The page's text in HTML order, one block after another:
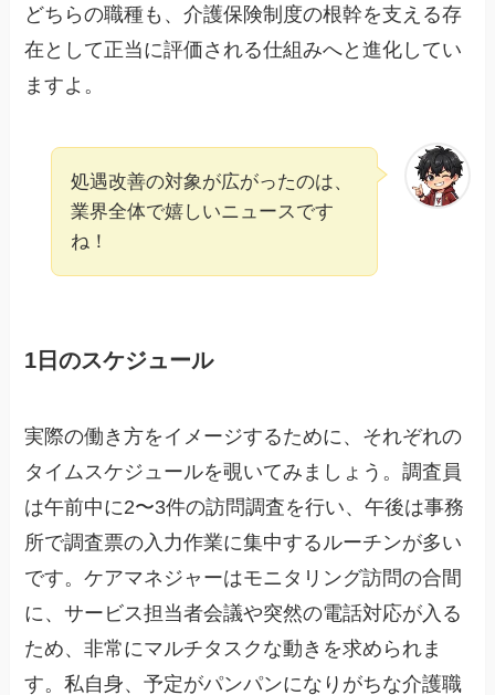
どちらの職種も、介護保険制度の根幹を支える存
在として正当に評価される仕組みへと進化してい
ますよ。
処遇改善の対象が広がったのは、
業界全体で嬉しいニュースです
ね！
1日のスケジュール
実際の働き方をイメージするために、それぞれの
タイムスケジュールを覗いてみましょう。調査員
は午前中に2〜3件の訪問調査を行い、午後は事務
所で調査票の入力作業に集中するルーチンが多い
です。ケアマネジャーはモニタリング訪問の合間
に、サービス担当者会議や突然の電話対応が入る
ため、非常にマルチタスクな動きを求められま
す。私自身、予定がパンパンになりがちな介護職